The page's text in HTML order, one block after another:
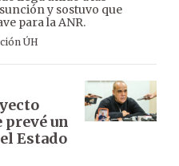
y sostuvo que
para la ANR.
ÚH
un
Estado